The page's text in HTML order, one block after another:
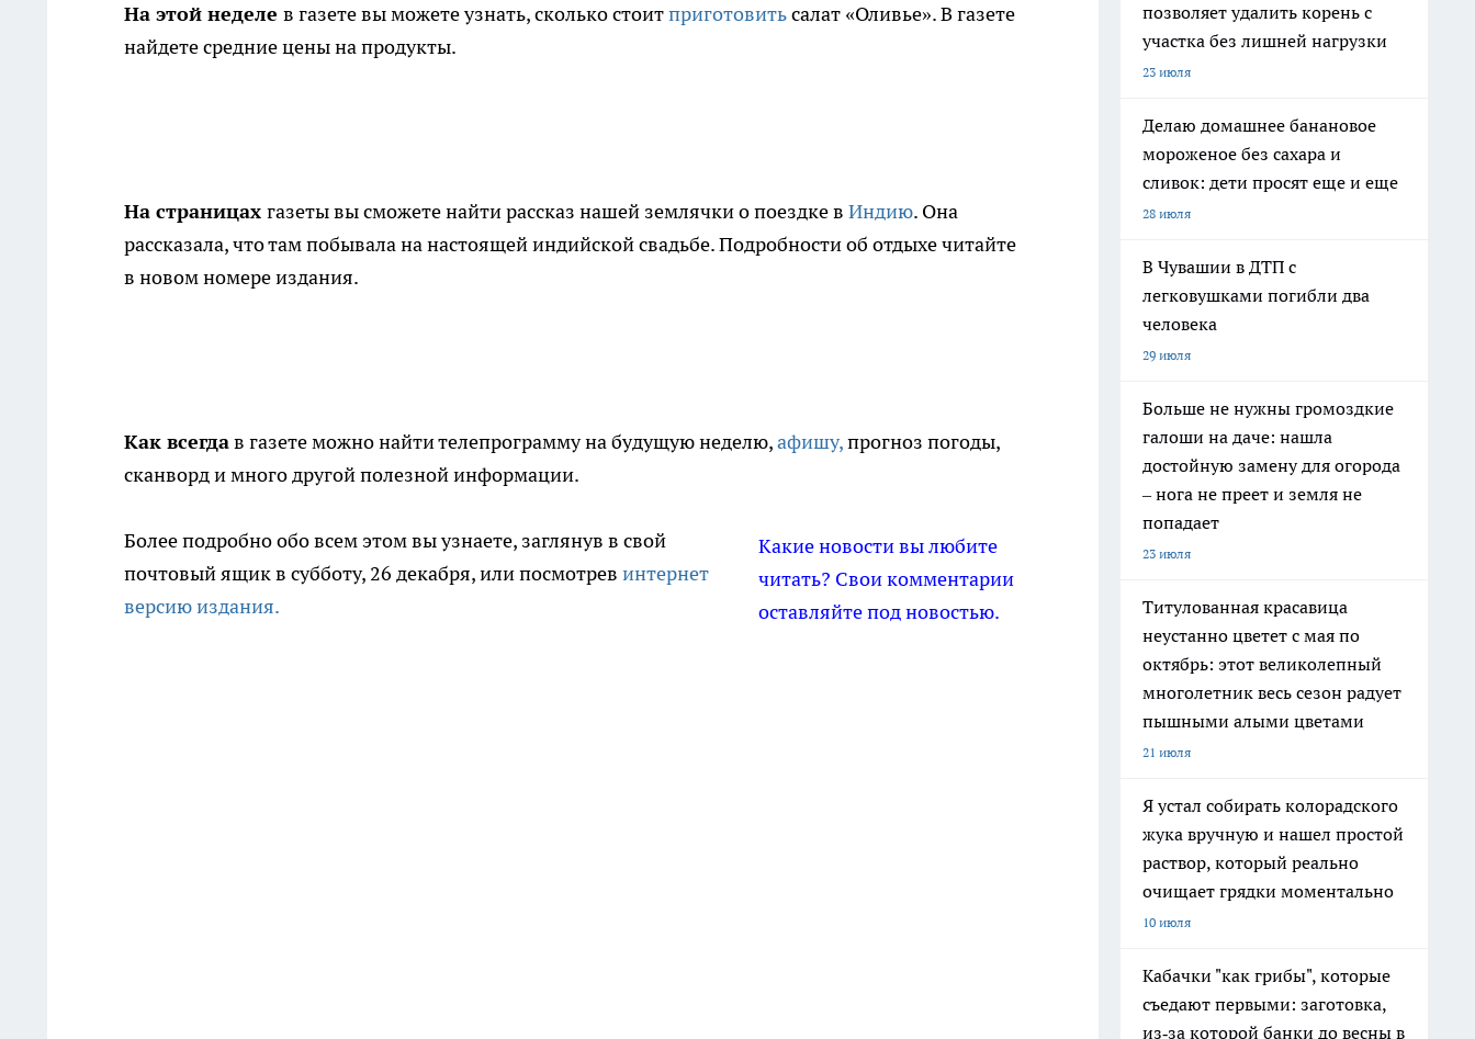
На этой неделе в газете вы можете узнать, сколько стоитприготовитьсалат «Оливье». В газете
найдете средние цены на продукты.
На страницах газеты вы сможете найти рассказ нашей землячки о поездке в Индию. Она
рассказала, что там побывала на настоящей индийской свадьбе. Подробности об отдыхе читайте
в новом номере издания.
Как всегдав газете можно найти телепрограмму на будущую неделю,афишу,прогноз погоды,
сканворд и много другой полезной информации.
Какие новости вы любите
читать? Свои комментарии
оставляйте под новостью.
Более подробно обо всем этом вы узнаете, заглянув в свой
почтовый ящик в субботу, 26 декабря, или посмотрев интернет
версию издания.
позволяет удалить корень с
участка без лишней нагрузки
23 июля
Делаю домашнее банановое
мороженое без сахара и
сливок: дети просят еще и еще
28 июля
В Чувашии в ДТП с
легковушками погибли два
человека
29 июля
Больше не нужны громоздкие
галоши на даче: нашла
достойную замену для огорода
– нога не преет и земля не
попадает
23 июля
Титулованная красавица
неустанно цветет с мая по
октябрь: этот великолепный
многолетник весь сезон радует
пышными алыми цветами
21 июля
Я устал собирать колорадского
жука вручную и нашел простой
раствор, который реально
очищает грядки моментально
10 июля
Кабачки "как грибы", которые
съедают первыми: заготовка,
из‑за которой банки до весны в